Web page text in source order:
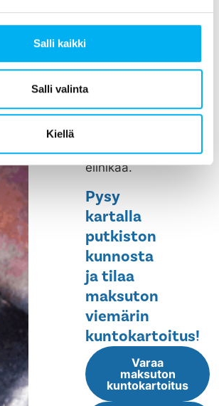
Salli kaikki
Salli valinta
Kiellä
parantaa
viihtyisyyttä,
ehkäisee
helpottaa
huoltoa ja
rakennuksen
elinikää.
Pysy
kartalla
putkiston
kunnosta
ja tilaa
maksuton
viemärin
kuntokartoitus!
Varaa
maksuton
kuntokartoitus